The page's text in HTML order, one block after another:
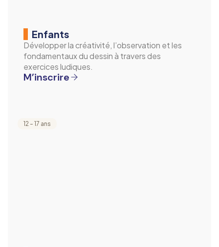
Enfants
Développer la créativité, l’observation et les
fondamentaux du dessin à travers des
exercices ludiques.
M’inscrire
12 – 17 ans